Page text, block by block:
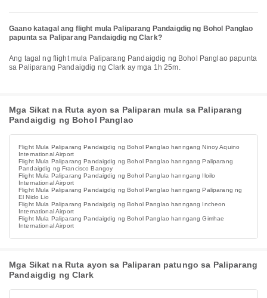
Gaano katagal ang flight mula Paliparang Pandaigdig ng Bohol Panglao
papunta sa Paliparang Pandaigdig ng Clark?
Ang tagal ng flight mula Paliparang Pandaigdig ng Bohol Panglao papunta
sa Paliparang Pandaigdig ng Clark ay mga 1h 25m.
Mga Sikat na Ruta ayon sa Paliparan mula sa Paliparang
Pandaigdig ng Bohol Panglao
Flight Mula Paliparang Pandaigdig ng Bohol Panglao hanngang Ninoy Aquino
International Airport
Flight Mula Paliparang Pandaigdig ng Bohol Panglao hanngang Paliparang
Pandaigdig ng Francisco Bangoy
Flight Mula Paliparang Pandaigdig ng Bohol Panglao hanngang Iloilo
International Airport
Flight Mula Paliparang Pandaigdig ng Bohol Panglao hanngang Paliparang ng
El Nido Lio
Flight Mula Paliparang Pandaigdig ng Bohol Panglao hanngang Incheon
International Airport
Flight Mula Paliparang Pandaigdig ng Bohol Panglao hanngang Gimhae
International Airport
Mga Sikat na Ruta ayon sa Paliparan patungo sa Paliparang
Pandaigdig ng Clark